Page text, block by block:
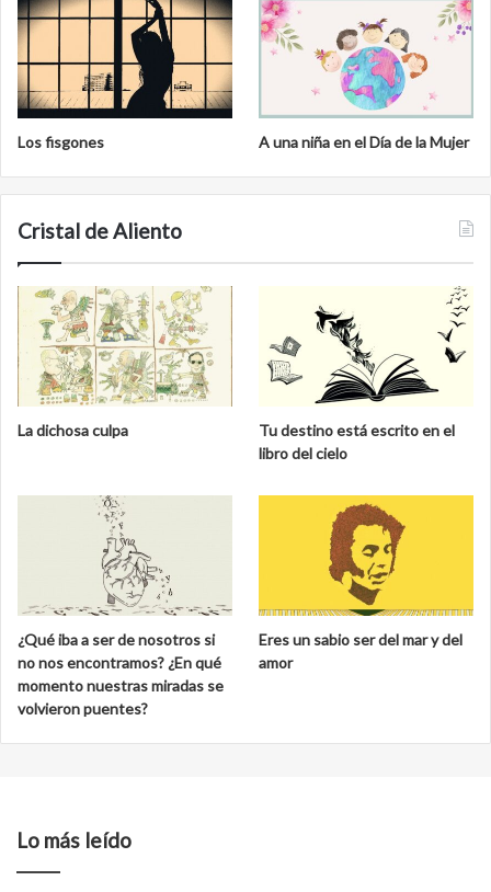
Los fisgones A una niña en el Día de la Mujer
Cristal de Aliento
La dichosa culpa
Tu destino está escrito en el
libro del cielo
¿Qué iba a ser de nosotros si
no nos encontramos? ¿En qué
momento nuestras miradas se
volvieron puentes?
Eres un sabio ser del mar y del
amor
Lo más leído